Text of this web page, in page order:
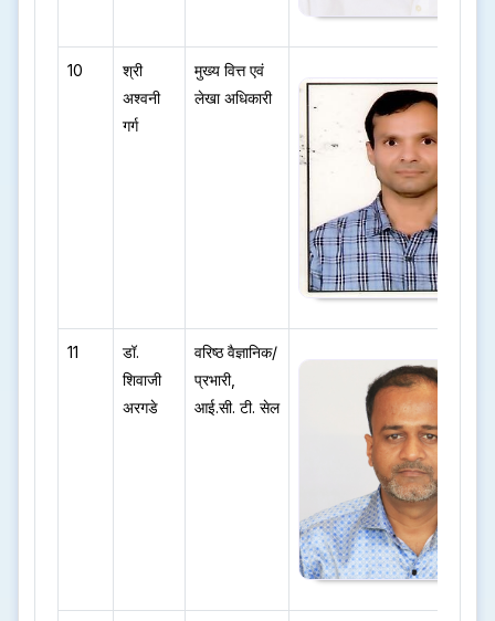
10
श्री
अश्वनी
गर्ग
मुख्य वित्त एवं
लेखा अधिकारी
11
डॉ.
शिवाजी
अरगडे
वरिष्ठ वैज्ञानिक/
प्रभारी,
आई.सी. टी. सेल